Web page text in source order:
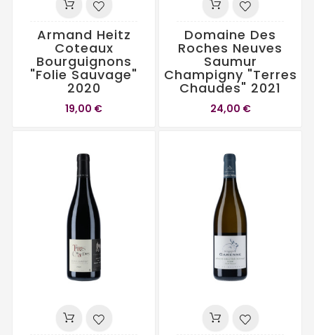
Armand Heitz
Coteaux
Bourguignons
"Folie Sauvage"
2020
19,00 €
Domaine Des
Roches Neuves
Saumur
Champigny "Terres
Chaudes" 2021
24,00 €